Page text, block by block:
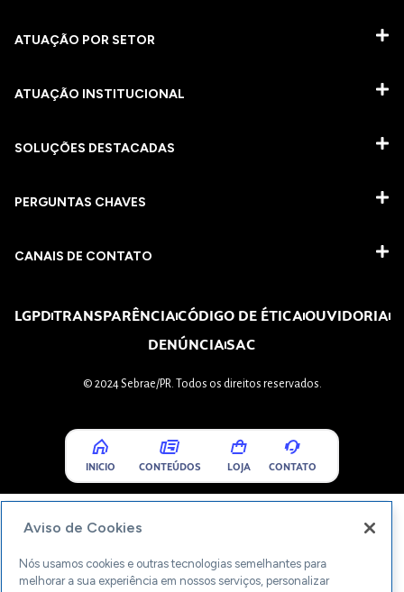
ATUAÇÃO POR SETOR
ATUAÇÃO INSTITUCIONAL
SOLUÇÕES DESTACADAS
PERGUNTAS CHAVES​
CANAIS DE CONTATO
LGPDTRANSPARÊNCIACÓDIGO DE ÉTICAOUVIDORIA
DENÚNCIASAC
© 2024 Sebrae/PR. Todos os direitos reservados.
INICIO CONTEÚDOS LOJA CONTATO
Aviso de Cookies
Nós usamos cookies e outras tecnologias semelhantes para
melhorar a sua experiência em nossos serviços, personalizar